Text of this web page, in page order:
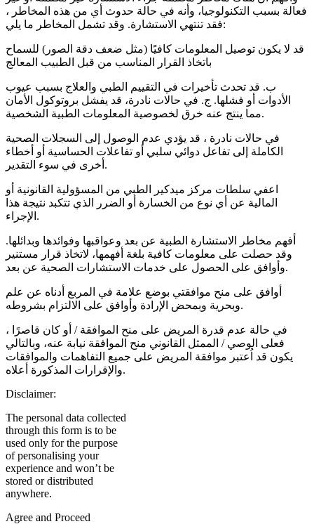
فعالة بسبب التكنولوجيا، وأنه في حالة حدوث أي من هذه المخاطر ،
فقد تنتهي الاستشارة. وقد تشمل المخاطر ما يلي:
قد لا يكون توصيل المعلومات كافيًا (مثل ضعف دقة الصور) للسماح
باتخاذ القرار المناسب من قبل الطبيب المعالج
ب. قد تحدث تأخيرات في التقييم الطبي والعلاج بسبب عيوب
الأدوات أو فشلها. ج. في حالات نادرة، قد يفشل بروتوكول الأمان
مما ينتج عنه خرق لخصوصية المعلومات الطبية الشخصية.
في حالات نادرة ، قد يؤدي عدم الوصول إلى السجلات الصحية
الكاملة إلى تفاعل دوائي سلبي أو تفاعلات الحساسية أو أخطاء
أخرى في سوء التقدير.
اعفي سلطات مركز ميدكير الطبي من المسؤولية القانونية أو
المالية عن أي نوع من الخسارة أو الضرر الذي تتكبد نتيجة هذا
الإجراء.
أفهم مخاطر الاستشارة الطبية عن بعد وعواقبها وفوائدها وبدائلها.
وقد حصلت على معلومات كافية بلغة أفهمها، لاتخاذ قرار مستنير
وأوافق على الحصول على خدمات الاستشارات الصحية عن بعد.
أوافق على منح موافقتي بوضع علامة في المربع أدناه عن علم
وبحرية وبمحض الإرادة وأوافق على الالتزام بشروطه.
في حالة عدم قدرة المريض على منح الموافقة / أو كان قاصرًا ،
فعلى الوصي / الممثل القانوني منح الموافقة نيابة عنه، وبالتالي
يكون قد اُعتبر موافقة المريض على جميع التفاهمات والموافقات
والإقرارات المذكورة أعلاه.
Disclaimer:
The personal data collected
through this form is to be
used only for the purpose
of personalising your
experience and won’t be
stored or distributed
anywhere.
Agree and Proceed